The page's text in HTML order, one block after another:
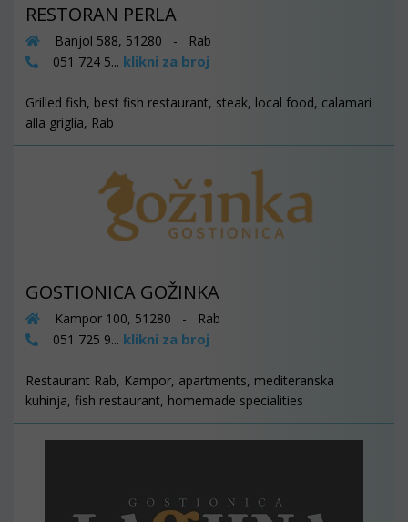
RESTORAN PERLA
Banjol 588, 51280 - Rab
051 724 5... klikni za broj
Grilled fish, best fish restaurant, steak, local food, calamari
alla griglia, Rab
GOSTIONICA GOŽINKA
Kampor 100, 51280 - Rab
051 725 9... klikni za broj
Restaurant Rab, Kampor, apartments, mediteranska
kuhinja, fish restaurant, homemade specialities